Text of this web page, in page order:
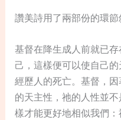
讚美詩用了兩部份的環節
基督在降生成人前就已存
己，這樣便可以使自己
經歷人的死亡。基督，
的天主性， 祂的人性並
樣才能更好地相似我們：